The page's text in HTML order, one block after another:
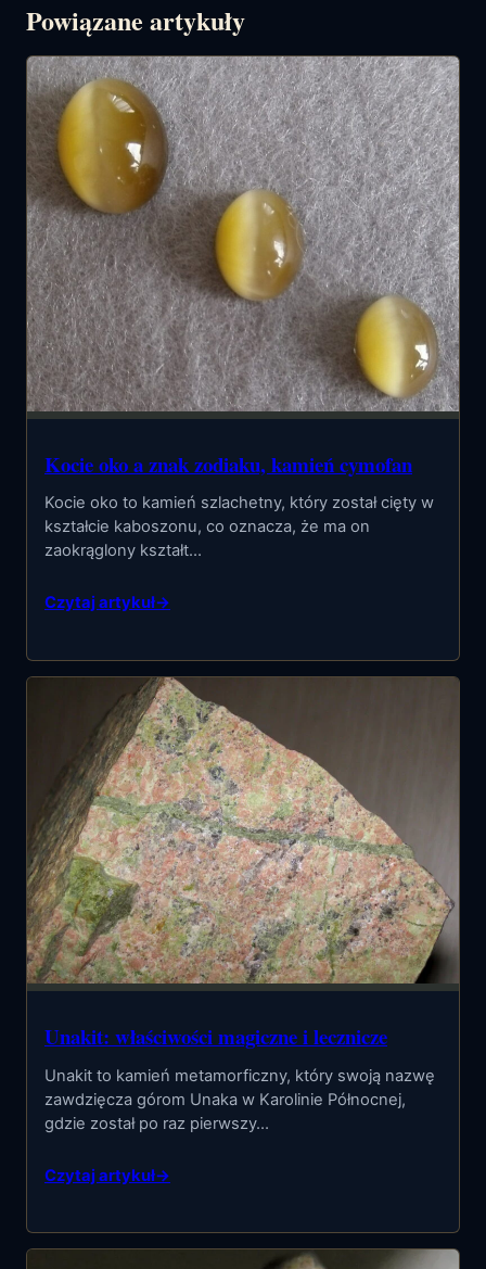
Powiązane artykuły
Kocie oko a znak zodiaku, kamień cymofan
Kocie oko to kamień szlachetny, który został cięty w
kształcie kaboszonu, co oznacza, że ma on
zaokrąglony kształt…
Czytaj artykuł→
Unakit: właściwości magiczne i lecznicze
Unakit to kamień metamorficzny, który swoją nazwę
zawdzięcza górom Unaka w Karolinie Północnej,
gdzie został po raz pierwszy…
Czytaj artykuł→